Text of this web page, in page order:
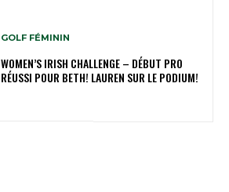
GOLF FÉMININ
WOMEN’S IRISH CHALLENGE – DÉBUT PRO
RÉUSSI POUR BETH! LAUREN SUR LE PODIUM!